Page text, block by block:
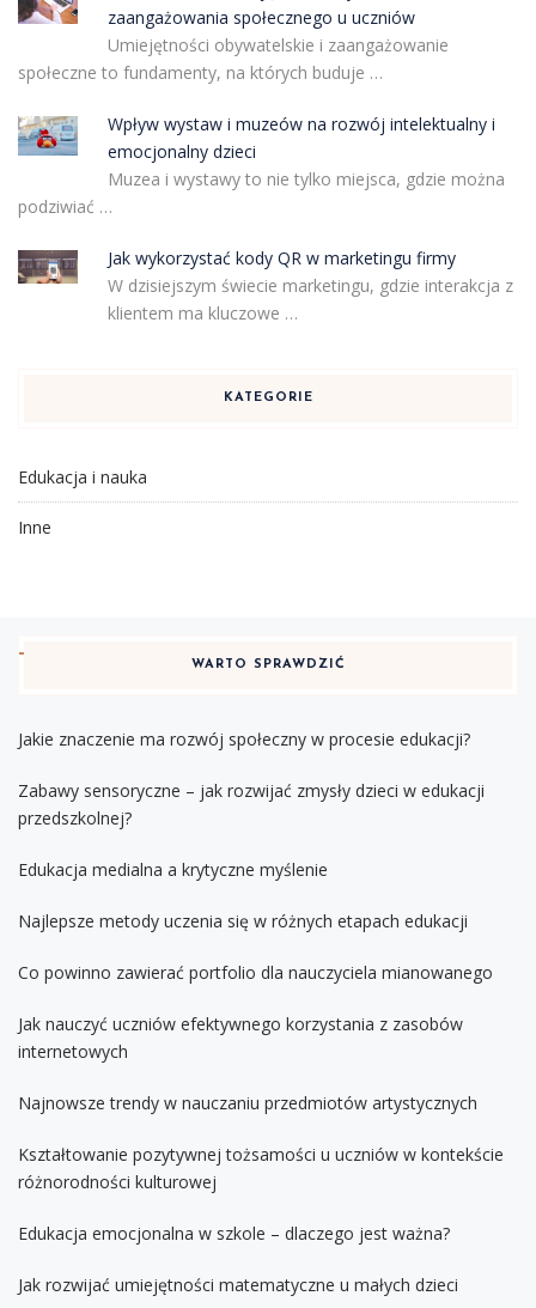
zaangażowania społecznego u uczniów
Umiejętności obywatelskie i zaangażowanie
społeczne to fundamenty, na których buduje …
Wpływ wystaw i muzeów na rozwój intelektualny i
emocjonalny dzieci
Muzea i wystawy to nie tylko miejsca, gdzie można
podziwiać …
Jak wykorzystać kody QR w marketingu firmy
W dzisiejszym świecie marketingu, gdzie interakcja z
klientem ma kluczowe …
KATEGORIE
Edukacja i nauka
Inne
WARTO SPRAWDZIĆ
Jakie znaczenie ma rozwój społeczny w procesie edukacji?
Zabawy sensoryczne – jak rozwijać zmysły dzieci w edukacji
przedszkolnej?
Edukacja medialna a krytyczne myślenie
Najlepsze metody uczenia się w różnych etapach edukacji
Co powinno zawierać portfolio dla nauczyciela mianowanego
Jak nauczyć uczniów efektywnego korzystania z zasobów
internetowych
Najnowsze trendy w nauczaniu przedmiotów artystycznych
Kształtowanie pozytywnej tożsamości u uczniów w kontekście
różnorodności kulturowej
Edukacja emocjonalna w szkole – dlaczego jest ważna?
Jak rozwijać umiejętności matematyczne u małych dzieci